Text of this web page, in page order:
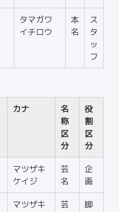
タマガワ
イチロウ
本
名
ス
タ
ッ
フ
カナ
名
称
区
分
役
割
区
分
マツザキ
ケイジ
芸
名
企
画
マツザキ
芸
脚